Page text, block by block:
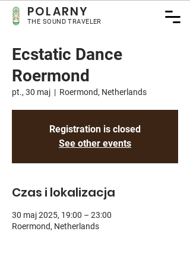
POLARNY
THE SOUND TRAVELER
Ecstatic Dance
Roermond
pt., 30 maj
  |
Roermond, Netherlands
Registration is closed
See other events
Czas i lokalizacja
30 maj 2025, 19:00 – 23:00
Roermond, Netherlands